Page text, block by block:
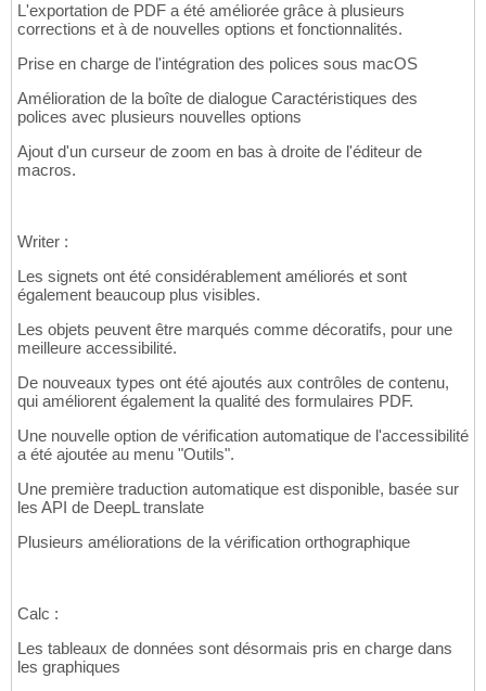
L'exportation de PDF a été améliorée grâce à plusieurs
corrections et à de nouvelles options et fonctionnalités.
Prise en charge de l'intégration des polices sous macOS
Amélioration de la boîte de dialogue Caractéristiques des
polices avec plusieurs nouvelles options
Ajout d'un curseur de zoom en bas à droite de l'éditeur de
macros.
Writer :
Les signets ont été considérablement améliorés et sont
également beaucoup plus visibles.
Les objets peuvent être marqués comme décoratifs, pour une
meilleure accessibilité.
De nouveaux types ont été ajoutés aux contrôles de contenu,
qui améliorent également la qualité des formulaires PDF.
Une nouvelle option de vérification automatique de l'accessibilité
a été ajoutée au menu "Outils".
Une première traduction automatique est disponible, basée sur
les API de DeepL translate
Plusieurs améliorations de la vérification orthographique
Calc :
Les tableaux de données sont désormais pris en charge dans
les graphiques